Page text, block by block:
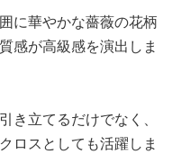
に華やかな薔薇の花柄
感が高級感を演出しま
き立てるだけでなく、
ロスとしても活躍しま